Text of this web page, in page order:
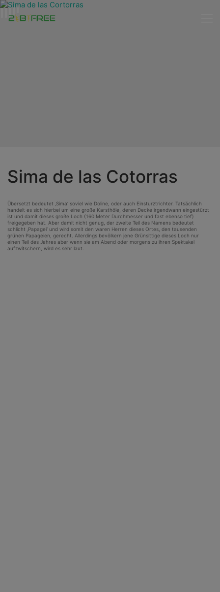
Sima de las Cotorras
Übersetzt bedeutet ‚Sima‘ soviel wie Doline, oder auch Einsturztrichter. Tatsächlich
handelt es sich hierbei um eine große Karsthöle, deren Decke irgendwann eingestürzt
ist und damit dieses große Loch (160 Meter Durchmesser und fast ebenso tief)
freigegeben hat. Aber damit nicht genug, der zweite Teil des Namens bedeutet
schlicht ‚Papagei‘ und wird somit den waren Herren dieses Ortes, den tausenden
grünen Papageien, gerecht. Allerdings bevölkern jene Grünsittige dieses Loch nur
einen Teil des Jahres aber wenn sie am Abend oder morgens zu ihren Spektakel
aufzwitschern, wird es sehr laut.